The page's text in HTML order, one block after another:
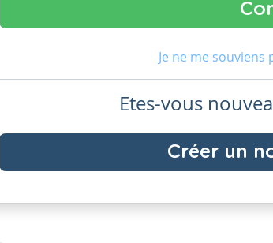
Je ne me
Etes-vous
Créer un